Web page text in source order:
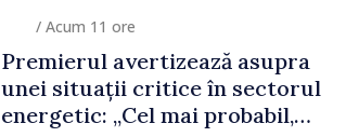
/ Acum 11 ore
Premierul avertizează asupra
unei situații critice în sectorul
energetic: „Cel mai probabil,